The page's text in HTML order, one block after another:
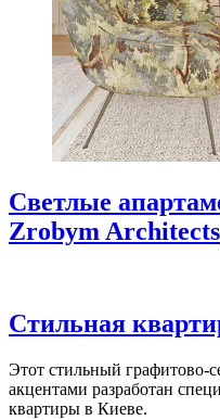
Светлые
Zrobym Architects
Стильная
Этот стильный графитово-
акцентами разработан
квартиры в Киеве.